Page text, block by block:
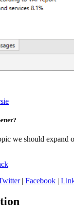
we should expand
| Facebook |